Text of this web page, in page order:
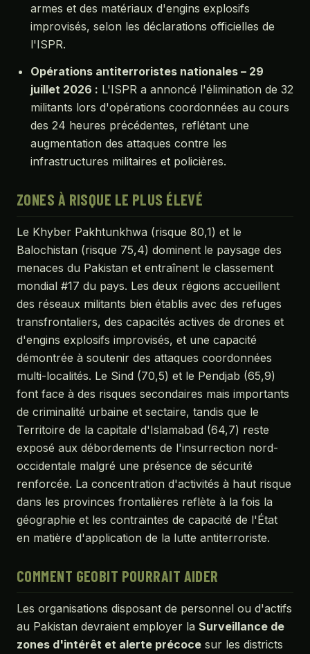
armes et des matériaux d'engins explosifs
improvisés, selon les déclarations officielles de
l'ISPR.
Opérations antiterroristes nationales – 29
juillet 2026 : L'ISPR a annoncé l'élimination de 32
militants lors d'opérations coordonnées au cours
des 24 heures précédentes, reflétant une
augmentation des attaques contre les
infrastructures militaires et policières.
ZONES À RISQUE LE PLUS ÉLEVÉ
Le Khyber Pakhtunkhwa (risque 80,1) et le
Balochistan (risque 75,4) dominent le paysage des
menaces du Pakistan et entraînent le classement
mondial #17 du pays. Les deux régions accueillent
des réseaux militants bien établis avec des refuges
transfrontaliers, des capacités actives de drones et
d'engins explosifs improvisés, et une capacité
démontrée à soutenir des attaques coordonnées
multi-localités. Le Sind (70,5) et le Pendjab (65,9)
font face à des risques secondaires mais importants
de criminalité urbaine et sectaire, tandis que le
Territoire de la capitale d'Islamabad (64,7) reste
exposé aux débordements de l'insurrection nord-
occidentale malgré une présence de sécurité
renforcée. La concentration d'activités à haut risque
dans les provinces frontalières reflète à la fois la
géographie et les contraintes de capacité de l'État
en matière d'application de la lutte antiterroriste.
COMMENT GEOBIT POURRAIT AIDER
Les organisations disposant de personnel ou d'actifs
au Pakistan devraient employer la Surveillance de
zones d'intérêt et alerte précoce sur les districts